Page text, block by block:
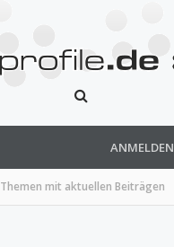
Themen mit aktuellen Beiträgen
ANMELDEN